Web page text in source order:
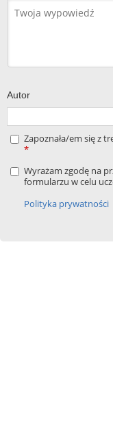
Autor
Zapoznała/em się z
*
Wyrażam zgodę na
formularzu w celu
Polityka prywatności